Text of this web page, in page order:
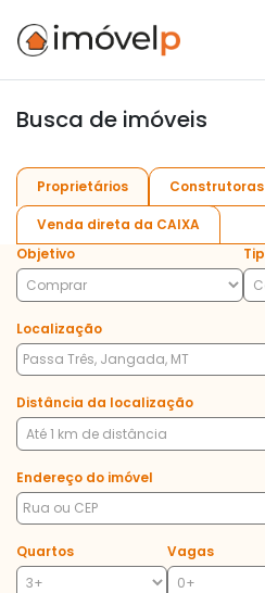
Busca de imóveis
Proprietários Construtoras
Venda direta da CAIXA
Objetivo
Localização
Distância da localização
Endereço do imóvel
Quartos Vagas